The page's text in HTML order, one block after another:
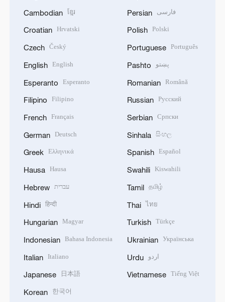
Cambodian ខ្មែរ
Croatian Hrvatski
Czech Český
English English
Esperanto Esperanto
Filipino Filipino
French Français
German Deutsch
Greek Ελληνικά
Hausa Hausa
Hebrew עברית
Hindi हिन्दी
Hungarian Magyar
Indonesian Bahasa Indonesia
Italian Italiano
Japanese 日本語
Korean 한국어
Persian فارسی
Polish Polski
Portuguese Português
Pashto پښتو
Romanian Română
Russian Русский
Serbian Српски
Sinhala සිංහල
Spanish Español
Swahili Kiswahili
Tamil தமிழ்
Thai ไทย
Turkish Türkçe
Ukrainian Українська
Urdu اردو
Vietnamese Tiếng Việt